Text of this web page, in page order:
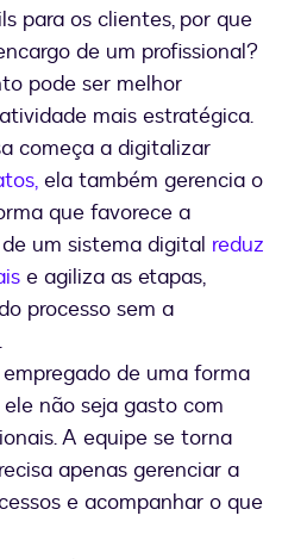
para os clientes, por que
de um profissional?
pode ser melhor
mais estratégica.
começa a digitalizar
ela também gerencia o
que favorece a
um sistema digital reduz
e agiliza as etapas,
processo sem a
de uma forma
não seja gasto com
A equipe se torna
apenas gerenciar a
e acompanhar o que